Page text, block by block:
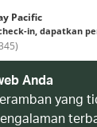
Anda
yang